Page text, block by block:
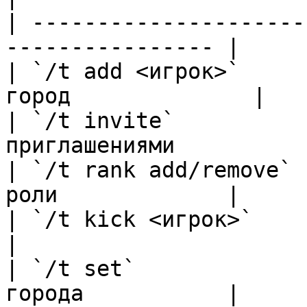
|
---------------- |
| `/t add <игрок>`
город              |
| `/t invite`
приглашениями
| `/t rank add/remove`
роли             |
| `/t kick <игрок>`
| `/t set`
города           |